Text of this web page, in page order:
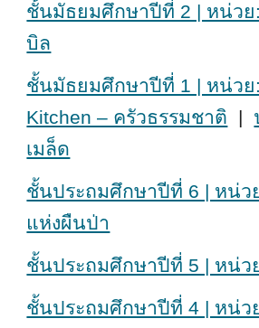
ชั้นมัธยมศึกษาปีที่ 2 | หน่วย
บิล
ชั้นมัธยมศึกษาปีที่ 1 | หน่วย
Kitchen – ครัวธรรมชาติ |
เมล็ด
ชั้นประถมศึกษาปีที่ 6 | หน่ว
แห่งผืนป่า
ชั้นประถมศึกษาปีที่ 5 | หน่ว
ชั้นประถมศึกษาปีที่ 4 | หน่ว